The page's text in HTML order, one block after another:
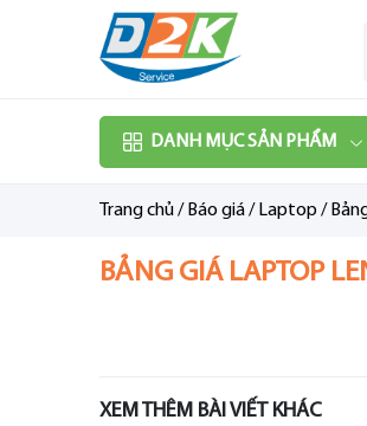
DANH MỤC SẢN PHẨM
Trang chủ/ Báo giá/ Laptop /
BẢNG GIÁ LAPTOP
XEM THÊM BÀI VIẾT KHÁC